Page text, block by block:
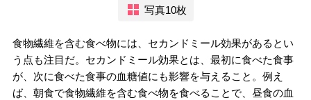
写真10枚
食物繊維を含む食べ物には、セカンドミール効果があるとい
う点も注目だ。セカンドミール効果とは、最初に食べた食事
が、次に食べた食事の血糖値にも影響を与えること。例え
ば、朝食で食物繊維を含む食べ物を食べることで、昼食の血